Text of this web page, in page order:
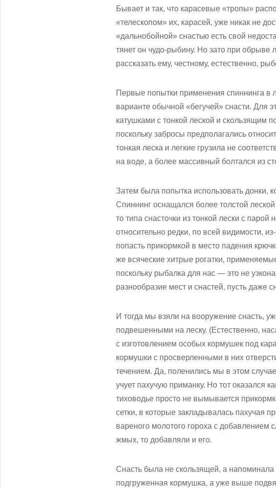
Бывает и так, что карасевые «тропы»
«телескопом» их, карасей, уже никак не
«дальнобойной» снастью есть свой
тянет он чудо-рыбину. Но зато при обрыве
рассказать ему, честному, естественно,
Первые попытки применения спиннинга в
варианте обычной «бегучей» снасти. Для
катушками с тонкой леской и скользящим
поскольку забросы предполагались
тонкая леска и легкие грузила не
на воде, а более массивный болтался из
Затем была попытка использовать
Спиннинг оснащался более толстой
то типа снасточки из тонкой лески с
относительно редки, по всей видимости,
попасть прикормкой в место падения
же всяческие хитрые рогатки,
поскольку рыбалка для нас — это не
разнообразие мест и снастей, пусть даже
И тогда мы взяли на вооружение снасть,
подвешенными на леску. (Естественно,
с изготовлением особых кормушек под
кормушки с просверленными в них
течением. Да, поленились мы в этом
учует пахучую приманку. Но тот оказался
тиховодье просто не вымывается
сетки, в которые закладывалась пахучая
вареного молотого гороха с
жмых, то добавляли и его.
Снасть была не скользящей, а напоминала
подгруженная кормушка, а уже выше